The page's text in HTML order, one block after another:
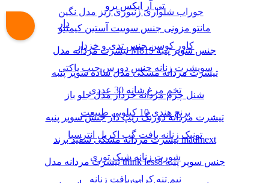
جوراب شلواری زنبوری ریز مدل نگین
دار
کاور کوسن جنس تدی و خزدار
سویشرت زنانه جنس دورس جیب پاکتی
تخم مرغ شانه 30 عددی
برنج هندی 10 کیلویی طبیعت
تونیک زنانه بافت گپ اکریل انترسیا
شورت زنانه شیک توری
نیم تنه کراپ بافت زنانه
تی آر ایکس پرو
مانتو مزونی جنس سوییت آستین کیمینو
تیشرت مردانه مدل M819 جنس سوپر پنبه
تیشرت مردانه مشکی مدل ساده سوپر پنبه
شنل چرم مردانه خزدار مدل جلو باز
تیشرت مردانه دورنگ زیپ دار جنس سوپر پنبه
تیشرت مردانه مشکی سفید برند madmext
تیشرت مردانه مدل think less8 جنس سوپر پنبه